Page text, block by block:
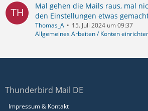
Mal gehen die Mails raus, mal
den Einstellungen etwas
Thomas_A
15. Juli 2024 um 09:37
Allgemeines Arbeiten / Konten
Thunderbird Mail DE
Impressum & Kontakt